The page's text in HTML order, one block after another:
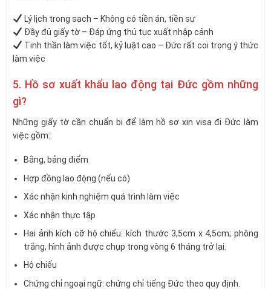
Lý lịch trong sạch – Không có tiền án, tiền sự
Đầy đủ giấy tờ – Đáp ứng thủ tục xuất nhập cảnh
Tinh thần làm việc tốt, kỷ luật cao – Đức rất coi trọng ý thức
làm việc
5. Hồ sơ xuất khẩu lao động tại Đức gồm những
gì?
Những giấy tờ cần chuẩn bị để làm hồ sơ xin visa đi Đức làm
việc gồm:
Bằng, bảng điểm
Hợp đồng lao động (nếu có)
Xác nhận kinh nghiệm quá trình làm việc
Xác nhận thực tập
Hai ảnh kích cỡ hộ chiếu: kích thước 3,5cm x 4,5cm; phông
trắng, hình ảnh được chụp trong vòng 6 tháng trở lại.
Hộ chiếu
Chứng chỉ ngoại ngữ: chứng chỉ tiếng Đức theo quy định.